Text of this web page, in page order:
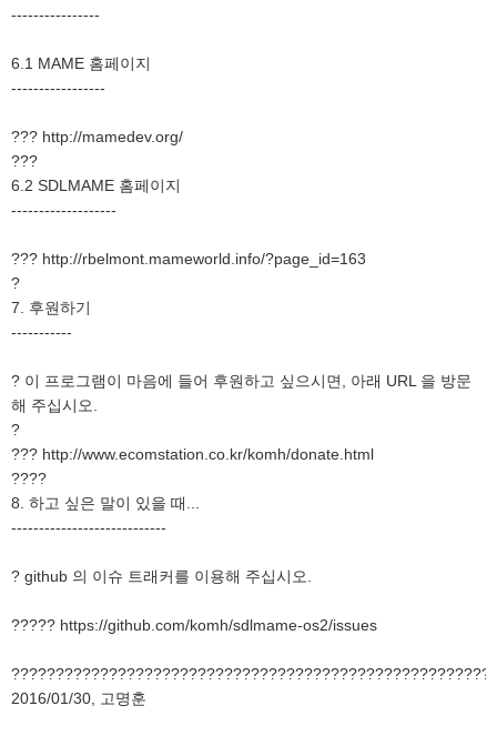
----------------
6.1 MAME 홈페이지
-----------------
??? http://mamedev.org/
???
6.2 SDLMAME 홈페이지
-------------------
??? http://rbelmont.mameworld.info/?page_id=163
?
7. 후원하기
-----------
? 이 프로그램이 마음에 들어 후원하고 싶으시면, 아래 URL 을 방문
해 주십시오.
?
??? http://www.ecomstation.co.kr/komh/donate.html
????
8. 하고 싶은 말이 있을 때...
----------------------------
? github 의 이슈 트래커를 이용해 주십시오.
????? https://github.com/komh/sdlmame-os2/issues
2016/01/30, 고명훈